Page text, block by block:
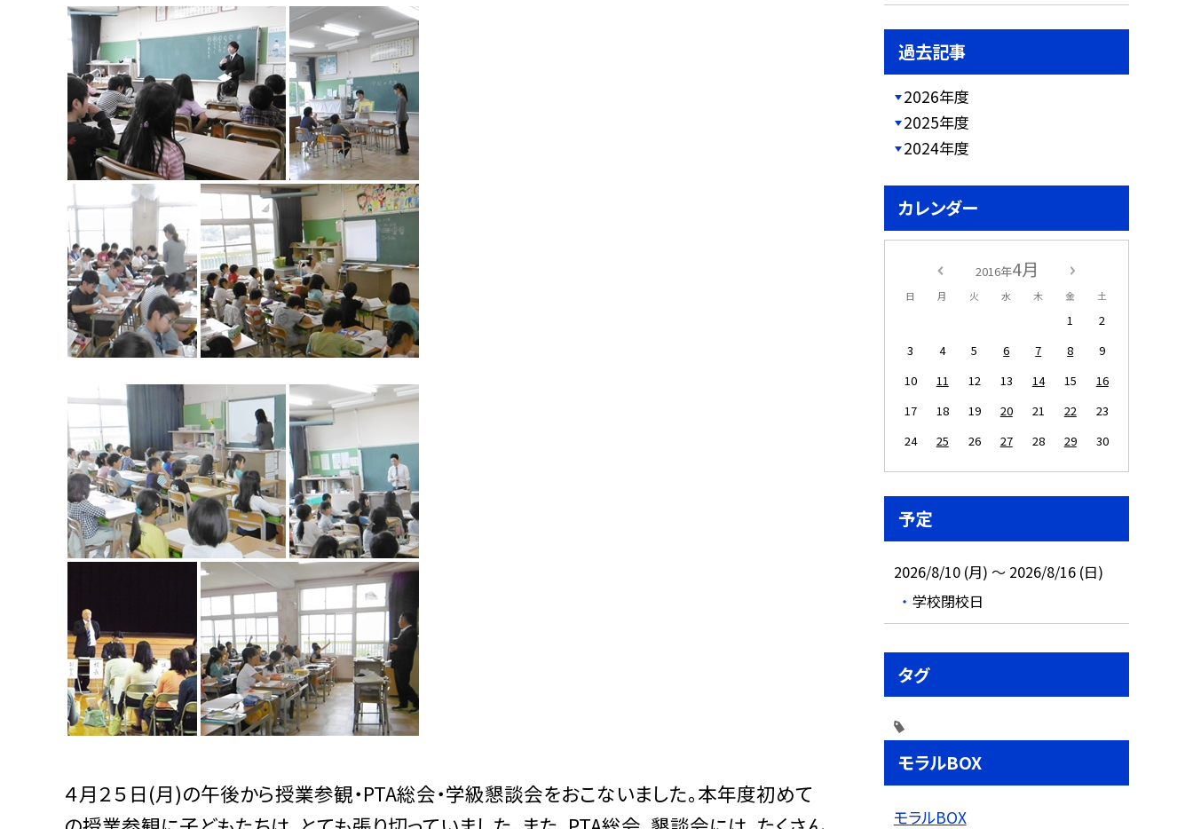
４月２５日(月)の午後から授業参観・PTA総会・学級懇談会をおこないました。本年度初めて
過去記事
2026年度
2025年度
2024年度
カレンダー
2016年4月
日 月 火 水 木 金 土
1
2
3
4 5 6 7 8
9
10
11 12 13 14 15
16
17
18 19 20 21 22
23
24
25 26 27 28 29 30
予定
2026/8/10 (月) ～ 2026/8/16 (日)
学校閉校日
タグ
モラルBOX
モラルBOX